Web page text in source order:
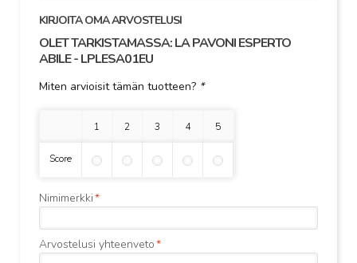
KIRJOITA OMA ARVOSTELUSI
OLET TARKISTAMASSA:LA PAVONI ESPERTO
ABILE - LPLESA01EU
Miten arvioisit tämän tuotteen? *
1 tähti 2 tähteä3 tähteä4 tähteä5 tähteä
Score
*
Nimimerkki
*
Arvostelusi yhteenveto